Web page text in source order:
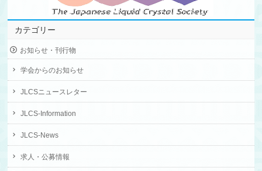
カテゴリー
お知らせ・刊行物
学会からのお知らせ
JLCSニュースレター
JLCS-Information
JLCS-News
求人・公募情報